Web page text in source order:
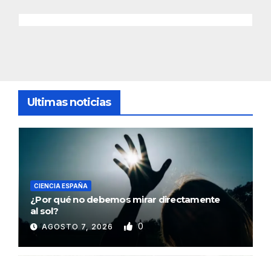
Ultimas noticias
CIENCIA ESPAÑA
¿Por qué no debemos mirar directamente
al sol?
AGOSTO 7, 2026 0